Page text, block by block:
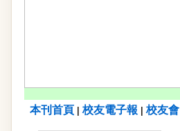
本刊首頁 校友電子報 校友會